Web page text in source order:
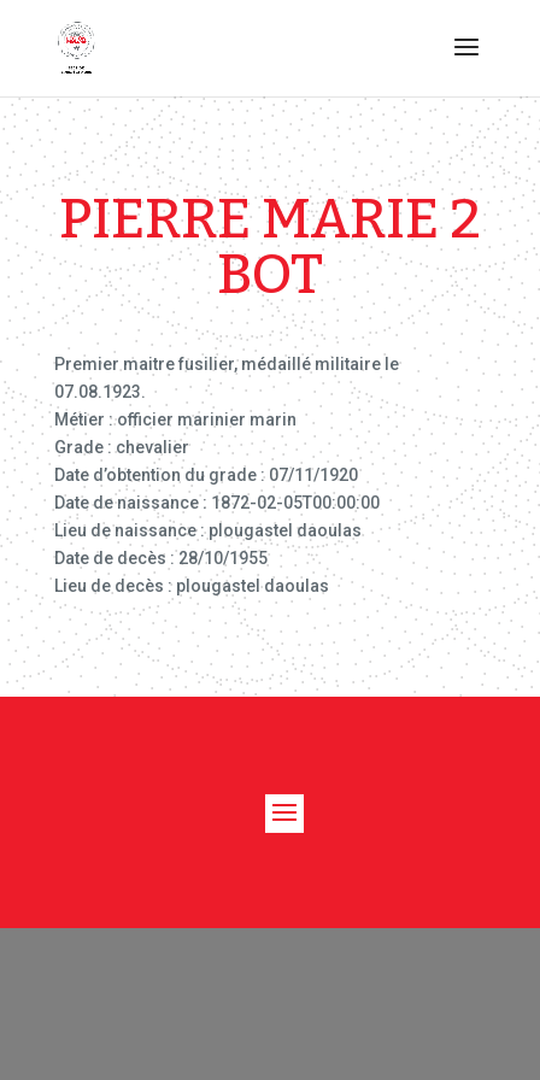
PIERRE MARIE 2
BOT
Premier maitre fusilier, médaillé militaire le
07.08.1923.
Métier : officier marinier marin
Grade : chevalier
Date d’obtention du grade : 07/11/1920
Date de naissance : 1872-02-05T00:00:00
Lieu de naissance : plougastel daoulas
Date de decès : 28/10/1955
Lieu de decès : plougastel daoulas